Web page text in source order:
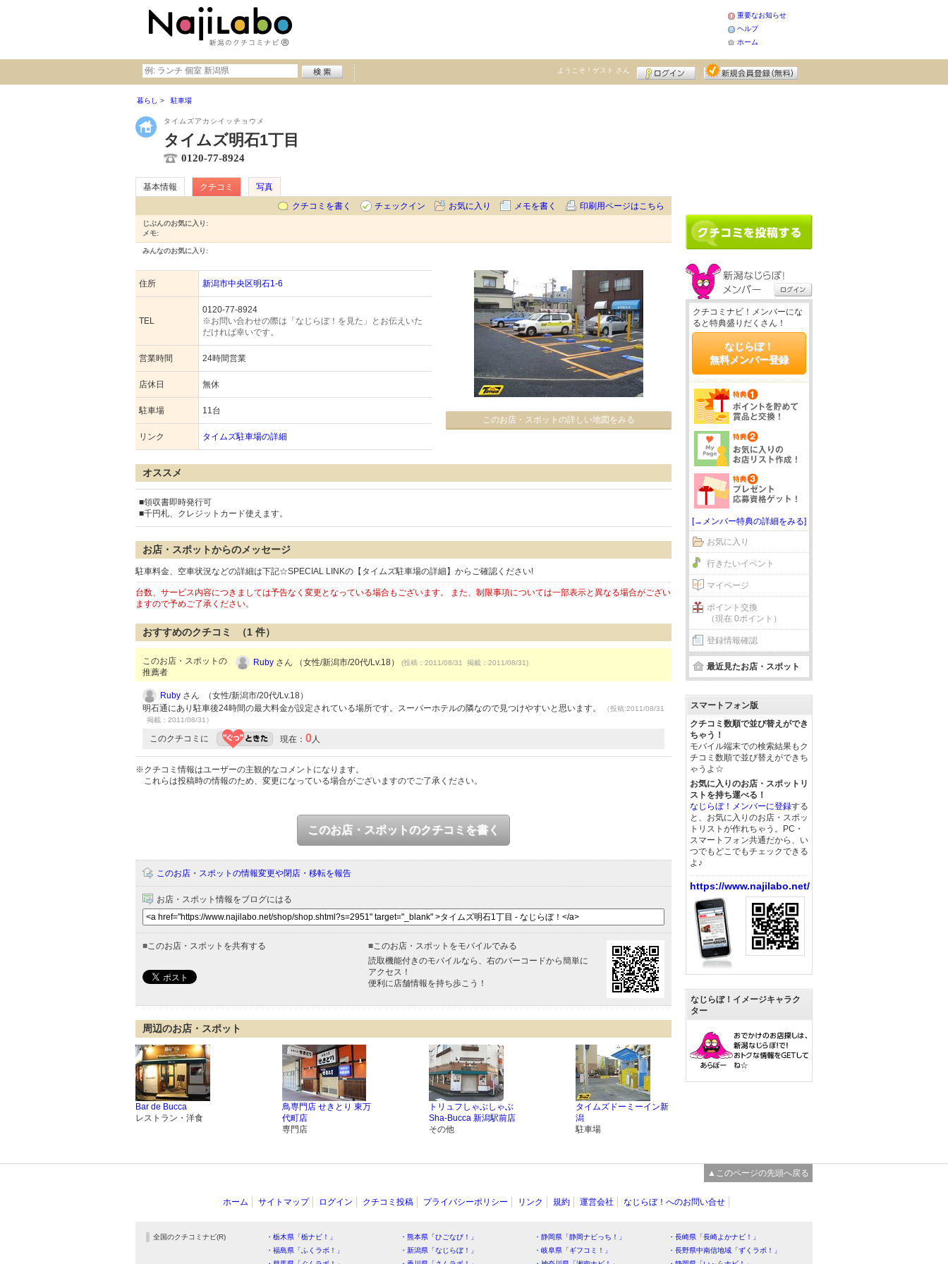
重要なお知らせ
ヘルプ
ホーム
ようこそ！ ゲスト さん
暮らし 駐車場
タイムズアカシイッチョウメ
タイムズ明石1丁目
0120-77-8924
基本情報 クチコミ
写真
クチコミを書く
チェックイン お気に入り メモを書く 印刷用ページはこちら
じぶんのお気に入り:
メモ:
みんなのお気に入り:
住所 新潟市中央区明石1-6
TEL
0120-77-8924
※お問い合わせの際は「なじらぼ！を見た」とお伝えいた
だければ幸いです。
営業時間 24時間営業
店休日 無休
駐車場 11台
リンク タイムズ駐車場の詳細
このお店・スポットの詳しい地図をみる
オススメ
■領収書即時発行可
■千円札、クレジットカード使えます。
お店・スポットからのメッセージ
駐車料金、空車状況などの詳細は下記☆SPECIAL LINKの【タイムズ駐車場の詳細】からご確認ください!
台数、サービス内容につきましては予告なく変更となっている場合もございます。 また、制限事項については一部表示と異なる場合がござい
ますので予めご了承ください。
おすすめのクチコミ （1 件）
このお店・スポットの
推薦者
Ruby さん （女性/新潟市/20代/Lv.18） (投稿：2011/08/31 掲載：2011/08/31)
Ruby さん （女性/新潟市/20代/Lv.18）
明石通にあり駐車後24時間の最大料金が設定されている場所です。スーパーホテルの隣なので見つけやすいと思います。
（投稿:2011/08/31
掲載：2011/08/31）
このクチコミに 現在： 0人
※クチコミ情報はユーザーの主観的なコメントになります。
これらは投稿時の情報のため、変更になっている場合がございますのでご了承ください。
このお店・スポットのクチコミを書く
このお店・スポットの情報変更や閉店・移転を報告
お店・スポット情報をブログにはる
■このお店・スポットを共有する ■このお店・スポットをモバイルでみる
読取機能付きのモバイルなら、右のバーコードから簡単に
アクセス！
便利に店舗情報を持ち歩こう！
周辺のお店・スポット
Bar de Bucca
レストラン・洋食
鳥専門店 せきとり 東万
代町店
専門店
トリュフしゃぶしゃぶ
Sha-Bucca 新潟駅前店
その他
タイムズドーミーイン新
潟
駐車場
クチコミナビ！メンバーにな
ると特典盛りだくさん！
なじらぼ！
無料メンバー登録
[→メンバー特典の詳細をみる]
お気に入り
行きたいイベント
マイページ
ポイント交換
（現在 0ポイント）
登録情報確認
最近見たお店・スポット
スマートフォン版
クチコミ数順で並び替えができ
ちゃう！
モバイル端末での検索結果もク
チコミ数順で並び替えができち
ゃうよ☆
お気に入りのお店・スポットリ
ストを持ち運べる！
なじらぼ！メンバーに登録する
と、お気に入りのお店・スポッ
トリストが作れちゃう。PC・
スマートフォン共通だから、い
つでもどこでもチェックできる
よ♪
https://www.najilabo.net/
なじらぼ！イメージキャラク
ター
▲このページの先頭へ戻る
ホーム サイトマップ ログイン クチコミ投稿 プライバシーポリシー リンク 規約 運営会社 なじらぼ！へのお問い合せ
全国のクチコミナビ(R) ・栃木県「栃ナビ！」 ・熊本県「ひごなび！」 ・静岡県「静岡ナビっち！」
・長崎県「長崎よかナビ！」
・福島県「ふくラボ！」
・新潟県「なじらぼ！」 ・岐阜県「ギフコミ！」
・長野県中南信地域「ずくラボ！」